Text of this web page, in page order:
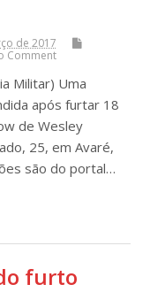
de 2017
Comment
Militar) Uma
após furtar 18
de Wesley
25, em Avaré,
são do portal…
furto